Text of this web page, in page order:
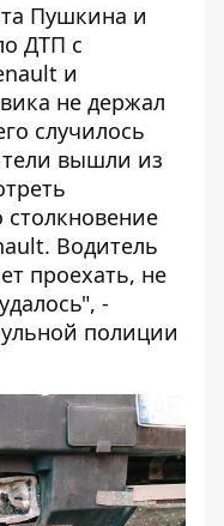
Пушкина и
ДТП с
и
не держал
случилось
вышли из
Водитель
проехать, не
-
полиции